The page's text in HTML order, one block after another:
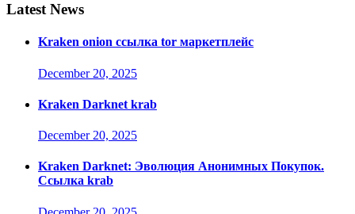
Latest News
Kraken onion ссылка tor маркетплейс
December 20, 2025
Kraken Darknet krab
December 20, 2025
Kraken Darknet: Эволюция Анонимных Покупок.
Ссылка krab